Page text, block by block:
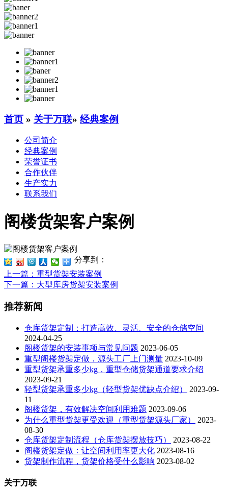
首页 » 关于万联» 经典案例
公司简介
经典案例
荣誉证书
合作伙伴
生产实力
联系我们
阁楼货架客户案例
分享到：
上一篇 ：重型货架安装案例
下一篇 ：大型库房货架安装案例
推荐新闻
仓库货架定制：打造高效、灵活、安全的仓储空间
2024-04-25
阁楼货架的安装事项与常见问题 2023-06-05
重型阁楼货架定做，源头工厂上门测量 2023-10-09
重型货架承重多少kg，重型仓储货架通道要求介绍
2023-09-21
轻型货架承重多少kg（轻型货架优缺点介绍）
2023-09-
11
阁楼货架，有效解决空间利用难题 2023-09-06
为什么重型货架更受欢迎（重型货架源头厂家）
2023-
08-30
仓库货架定制流程（仓库货架摆放技巧）
2023-08-22
阁楼货架定做：让空间利用率更大化 2023-08-16
货架制作流程，货架价格受什么影响 2023-08-02
关于万联